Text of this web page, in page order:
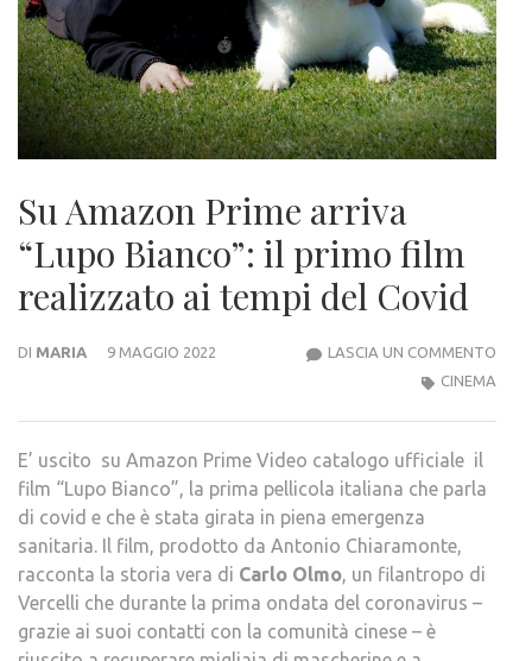
Su Amazon Prime arriva
“Lupo Bianco”: il primo film
realizzato ai tempi del Covid
DI MARIA 9 MAGGIO 2022 LASCIA UN COMMENTO
CINEMA
E’ uscito su Amazon Prime Video catalogo ufficiale il
film “Lupo Bianco”, la prima pellicola italiana che parla
di covid e che è stata girata in piena emergenza
sanitaria. Il film, prodotto da Antonio Chiaramonte,
racconta la storia vera di Carlo Olmo, un filantropo di
Vercelli che durante la prima ondata del coronavirus –
grazie ai suoi contatti con la comunità cinese – è